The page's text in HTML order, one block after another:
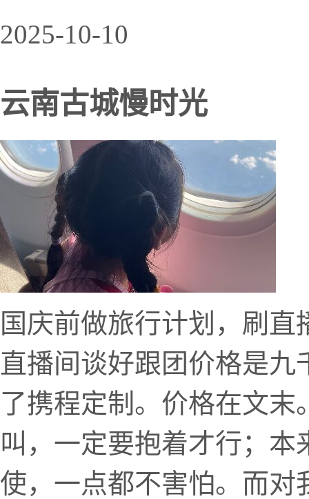
2025-10-10
云南古城慢时光
国庆前做旅行计划，刷
直播间谈好跟团价格是
了携程定制。价格在文
叫，一定要抱着才行；
使，一点都不害怕。而对